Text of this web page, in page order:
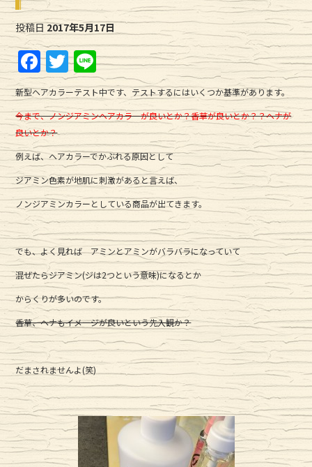
投稿日2017年5月17日
F
a
c
e
b
o
o
k
T
w
it
te
r
Li
n
e
新型ヘアカラーテスト中です、テストするにはいくつか基準があります。
今まで、ノンジアミンヘアカラーが良いとか？香草が良いとか？？ヘナが
良いとか？
例えば、ヘアカラーでかぶれる原因として
ジアミン色素が地肌に刺激があると言えば、
ノンジアミンカラーとしている商品が出てきます。
でも、よく見れば アミンとアミンがバラバラになっていて
混ぜたらジアミン(ジは2つという意味)になるとか
からくりが多いのです。
香草、ヘナもイメージが良いという先入観か？
だまされませんよ(笑)